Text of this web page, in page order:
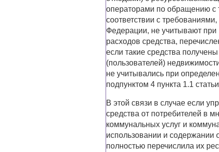
операторами по обращению
соответствии с
Федерации, не учитывают при
расходов средства,
если такие средства
(пользователей)
не учитывались при
подпунктом 4 пункта 1.1
В этой связи в случае если
средства от потребителей в
коммунальных услуг и
использовании и содержании
полностью перечислила их